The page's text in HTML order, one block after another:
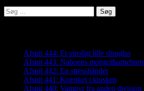
Søg
efter:
Afsnit 444: Et utroligt lille shotglas
Afsnit 443: Naboens mongolbarnebarn
Afsnit 442: En stresshånder
Afsnit 441: Krænket i kiosken
Afsnit 440: Vampyr fra anden division